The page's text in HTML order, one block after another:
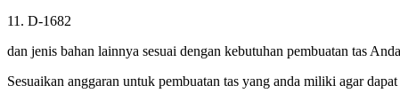
11. D-1682
dan jenis bahan lainnya sesuai dengan kebutuhan pembuatan tas
Sesuaikan anggaran untuk pembuatan tas yang anda miliki agar